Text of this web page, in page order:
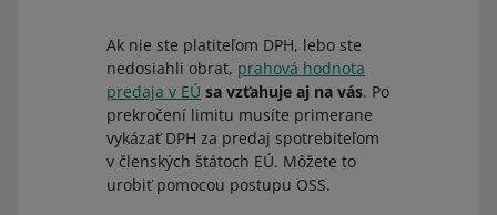
Ak nie ste platiteľom DPH, lebo ste
nedosiahli obrat, prahová hodnota
predaja v EÚ sa vzťahuje aj na vás. Po
prekročení limitu musíte primerane
vykázať DPH za predaj spotrebiteľom
v členských štátoch EÚ. Môžete to
urobiť pomocou postupu OSS.